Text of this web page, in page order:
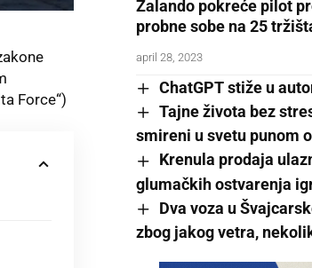
Force“)
Zalando pokreće pilot
probne sobe na 25
april 28, 2023
ChatGPT stiže u
Tajne života bez
smireni u svetu punom
Krenula prodaja
glumačkih ostvarenja
Dva voza u
zbog jakog vetra,